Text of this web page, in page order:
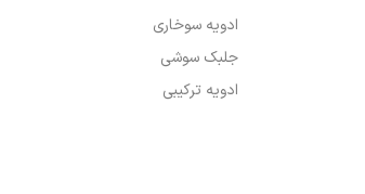
ادویه سوخاری
جلبک سوشی
ادویه ترکیبی